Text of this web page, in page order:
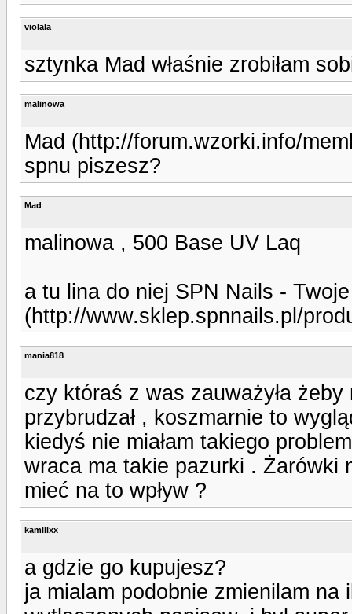
violala
sztynka Mad właśnie zrobiłam
malinowa
Mad (http://forum.wzorki.info/
spnu piszesz?
Mad
malinowa , 500 Base UV Laq
a tu lina do niej SPN Nails -
(http://www.sklep.spnnails.pl/
mania818
czy któraś z was zauważyła
przybrudzał , koszmarnie to
kiedyś nie miałam takiego
wraca ma takie pazurki . Żarówki
mieć na to wpływ ?
kamillxx
a gdzie go kupujesz?
ja mialam podobnie zmienilam